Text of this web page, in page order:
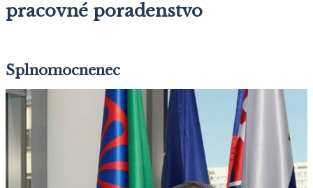
pracovné poradenstvo
Splnomocnenec